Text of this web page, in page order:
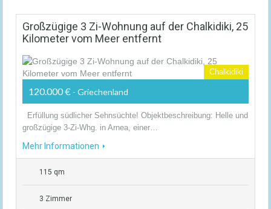
Großzügige 3 Zi-Wohnung auf der Chalkidiki, 25
Kilometer vom Meer entfernt
Chalkidiki
120.000 € - Griechenland
Erfüllung südlicher Sehnsüchte! Objektbeschreibung: Helle und
großzügige 3-Zi-Whg. in Arnea, einer…
Mehr Informationen
115 qm
3 Zimmer